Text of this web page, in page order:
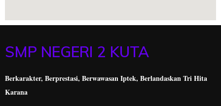
SMP NEGERI 2 KUTA
Berkarakter, Berprestasi, Berwawasan Iptek, Berlandaskan Tri Hita
Karana